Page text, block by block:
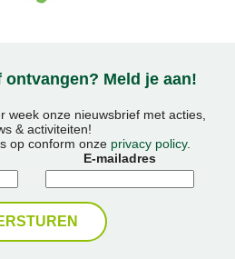
Meld je aan!
week onze nieuwsbrief met acties,
& activiteiten!
op conform onze privacy policy.
E-mailadres